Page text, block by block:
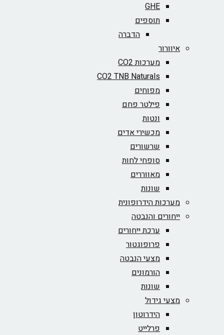
GHE
תוספים
הדברה
איוורור
מערכות CO2
CO2 TNB Naturals
מפוחים
פילטר פחם
ונטות
מכשירי אדים
שרשורים
סופחי לחות
מאווררים
שונות
מערכות הידרופונית
ייחורים והנבטה
ערכת ייחורים
פרופוגטור
מצעי הנבטה
הורמונים
שונות
מצעי גידול
הידרוטון
פרלייט